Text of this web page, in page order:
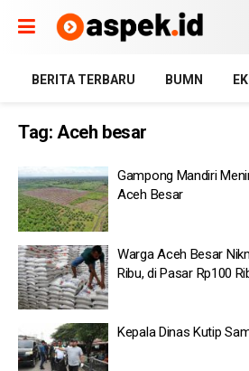
BERITA TERBARU BUMN
Tag: Aceh besar
Gampong Mandiri
Aceh Besar
Warga Aceh Besar
Ribu, di Pasar Rp100
Kepala Dinas Kutip